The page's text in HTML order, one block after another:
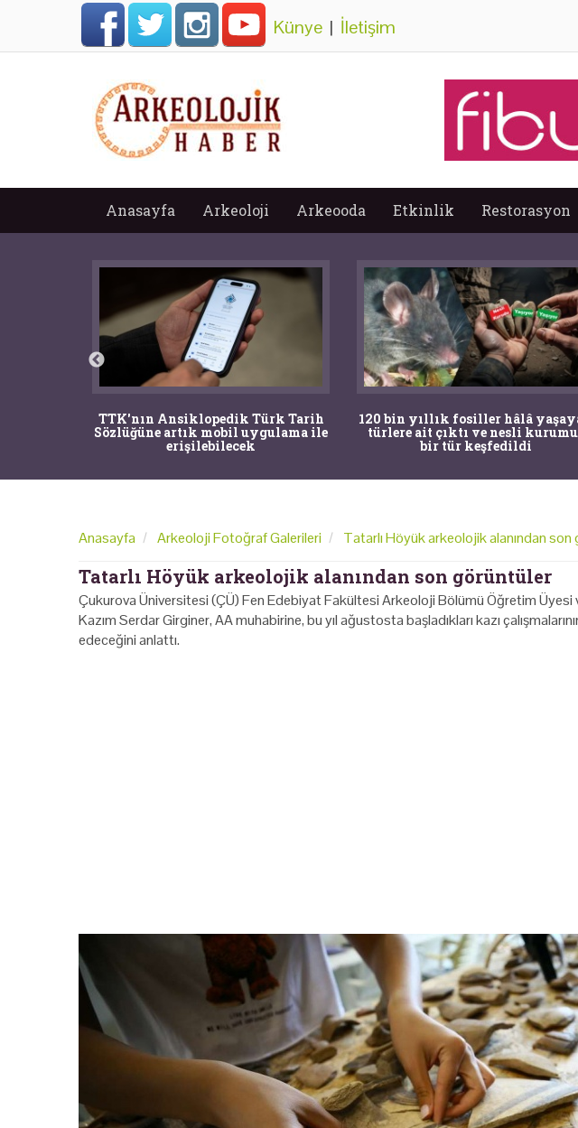
Künye | İletişim
Anasayfa Arkeoloji Arkeooda Etkinlik Restorasyon
TTK'nın Ansiklopedik Türk Tarih
Sözlüğüne artık mobil uygulama ile
erişilebilecek
120 bin yıllık fosiller hâlâ
türlere ait çıktı ve nesli
bir tür keşfedildi
Anasayfa Arkeoloji Fotoğraf Galerileri Tatarlı Höyük arkeolojik alanından
Tatarlı Höyük arkeolojik alanından son görüntüler
Çukurova Üniversitesi (ÇÜ) Fen Edebiyat Fakültesi Arkeoloji Bölümü Öğretim Üyesi
Kazım Serdar Girginer, AA muhabirine, bu yıl ağustosta başladıkları kazı
edeceğini anlattı.